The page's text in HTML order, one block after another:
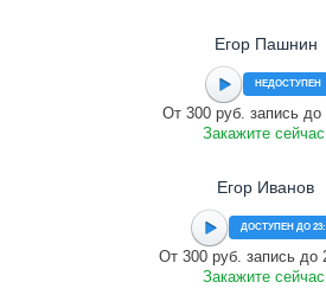
Егор Пашнин
НЕДОСТУПЕН
От 300 руб. запись до
Закажите
Егор Иванов
ДОСТУПЕН ДО
От 300 руб. запись до
Закажите